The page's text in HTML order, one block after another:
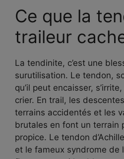
Ce que la
traileur
La tendinite, c’est une
surutilisation. Le tendon,
qu’il peut encaisser,
crier. En trail, les
terrains accidentés et les
brutales en font un terrain
propice. Le tendon
et le fameux syndrome de